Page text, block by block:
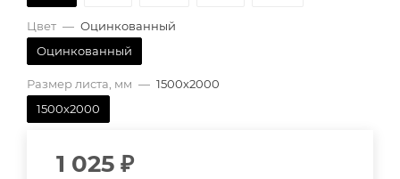
Цвет — Оцинкованный
Оцинкованный
Размер листа, мм — 1500х2000
1500х2000
1 025 ₽